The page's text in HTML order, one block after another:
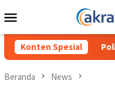
ke
Mobile
Konten Spesial
Kasus
Beranda News